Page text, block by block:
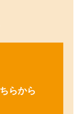
らから